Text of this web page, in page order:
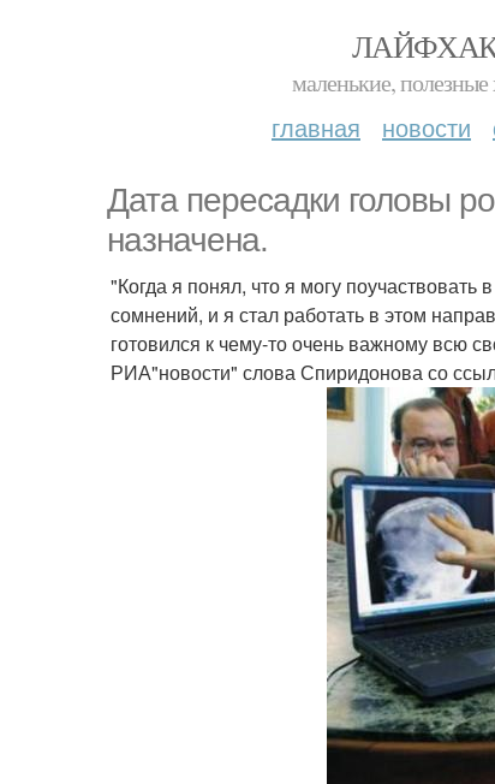
маленькие, полезные
главная новости
Дата пересадки головы
назначена.
"Когда я понял, что я могу
сомнений, и я стал работать в этом
готовился к чему-то очень важному всю
РИА"новости" слова Спиридонова со